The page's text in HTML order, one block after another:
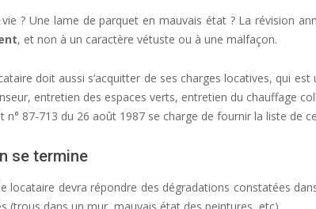
? Une lame de parquet en mauvais état ? La révision
, et non à un caractère vétuste ou à une malfaçon.
doit aussi s’acquitter de ses charges locatives, qui
entretien des espaces verts, entretien du chauffage
n° 87-713 du 26 août 1987 se charge de fournir la liste de
se termine
locataire devra répondre des dégradations constatées